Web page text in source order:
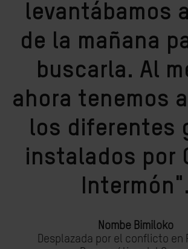
levantábamos
de la mañana
buscarla. Al
ahora tenemos
los diferentes
instalados por
Intermón".
Nombe Bimiloko
Desplazada por el conflicto en